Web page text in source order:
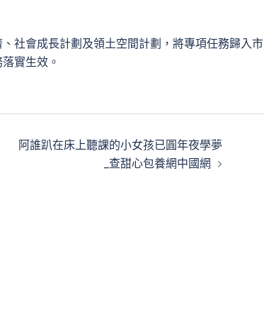
社會成長計劃及領土空間計劃，將專項任務歸入市
實生效。
阿誰趴在床上聽課的小女孩已圓年夜學夢
_查甜心包養網中國網